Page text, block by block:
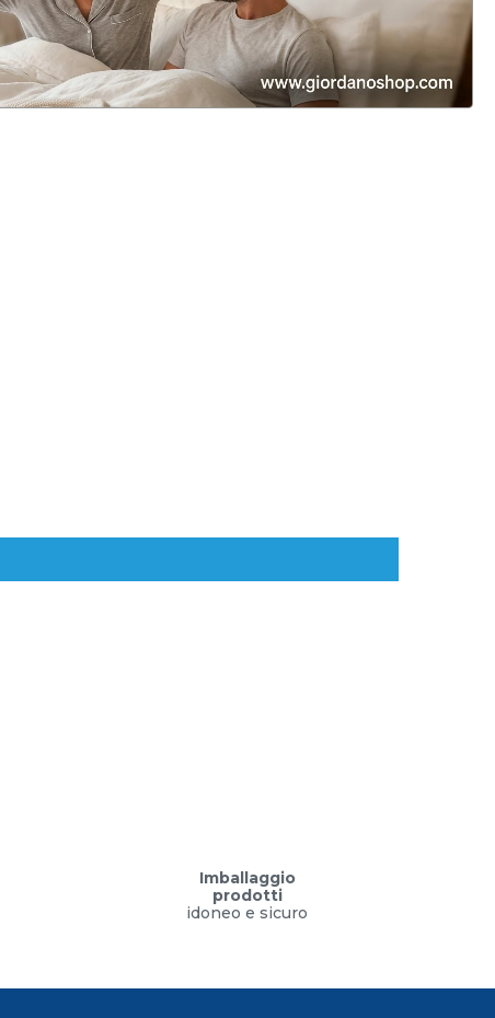
Imballaggio
prodotti
idoneo e sicuro